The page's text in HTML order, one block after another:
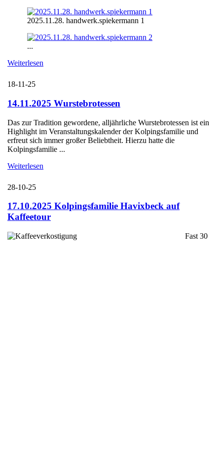
2025.11.28. handwerk.spiekermann 1
...
Weiterlesen
18-11-25
14.11.2025 Wurstebrotessen
Das zur Tradition gewordene, alljährliche Wurstebrotessen ist ein
Highlight im Veranstaltungskalender der Kolpingsfamilie und
erfreut sich immer großer Beliebtheit. Hierzu hatte die
Kolpingsfamilie ...
Weiterlesen
28-10-25
17.10.2025 Kolpingsfamilie Havixbeck auf
Kaffeetour
Fast 30